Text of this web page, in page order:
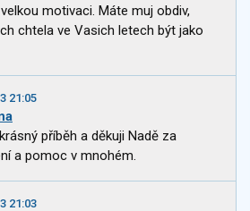
motivaci. Máte muj obdiv,
chtela ve Vasich letech být jako
21:05
příběh a děkuji Nadě za
a pomoc v mnohém.
21:03